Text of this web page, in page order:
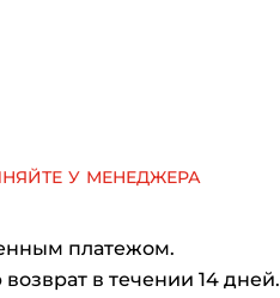
у менеджера
платежом.
в течении 14 дней.